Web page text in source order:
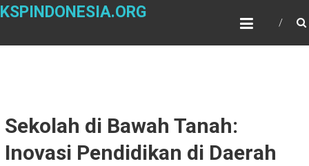
Skip
KSPINDONESIA.ORG
Sekolah di Bawah Tanah:
Inovasi Pendidikan di Daerah